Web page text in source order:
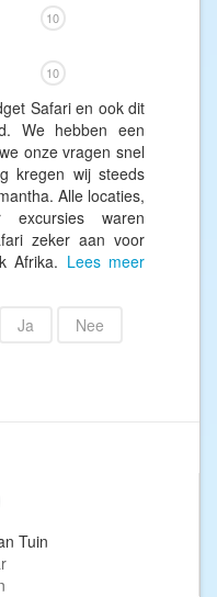
10
10
Safari en ook dit
We hebben een
onze vragen snel
kregen wij steeds
Alle locaties,
waren
zeker aan voor
Afrika. Lees meer
Ja Nee
Tuin